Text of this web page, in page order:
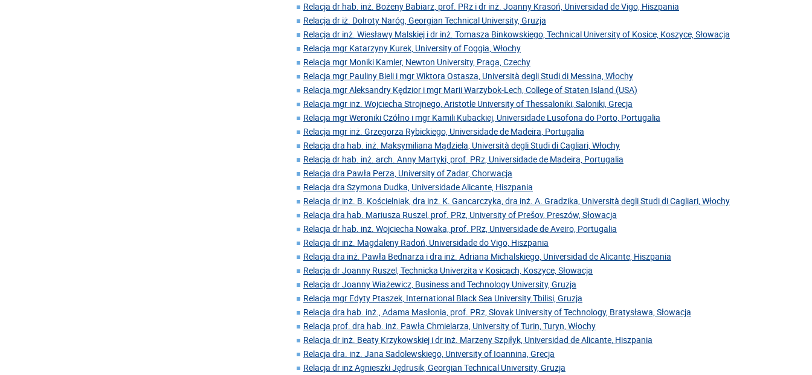
Relacja dr hab. inż. Bożeny Babiarz, prof. PRz i dr inż. Joanny Krasoń, Universidad de Vigo, Hiszpania
Relacja dr iż. Dolroty Naróg, Georgian Technical University, Gruzja
Relacja dr inż. Wiesławy Malskiej i dr inż. Tomasza Binkowskiego, Technical University of Kosice, Koszyce, Słowacja
Relacja mgr Katarzyny Kurek, University of Foggia, Włochy
Relacja mgr Moniki Kamler, Newton University, Praga, Czechy
Relacja mgr Pauliny Bieli i mgr Wiktora Ostasza, Università degli Studi di Messina, Włochy
Relacja mgr Aleksandry Kędzior i mgr Marii Warzybok-Lech, College of Staten Island (USA)
Relacja mgr inż. Wojciecha Strojnego, Aristotle University of Thessaloniki, Saloniki, Grecja
Relacja mgr Weroniki Czółno i mgr Kamili Kubackiej, Universidade Lusofona do Porto, Portugalia
Relacja mgr inż. Grzegorza Rybickiego, Universidade de Madeira, Portugalia
Relacja dra hab. inż. Maksymiliana Mądziela, Università degli Studi di Cagliari, Włochy
Relacja dr hab. inż. arch. Anny Martyki, prof. PRz, Universidade de Madeira, Portugalia
Relacja dra Pawła Perza, University of Zadar, Chorwacja
Relacja dra Szymona Dudka, Universidade Alicante, Hiszpania
Relacja dr inż. B. Kościelniak, dra inż. K. Gancarczyka, dra inż. A. Gradzika, Università degli Studi di Cagliari, Włochy
Relacja dra hab. Mariusza Ruszel, prof. PRz, University of Prešov, Preszów, Słowacja
Relacja dr hab. inż. Wojciecha Nowaka, prof. PRz, Universidade de Aveiro, Portugalia
Relacja dr inż. Magdaleny Radoń, Universidade do Vigo, Hiszpania
Relacja dra inż. Pawła Bednarza i dra inż. Adriana Michalskiego, Universidad de Alicante, Hiszpania
Relacja dr Joanny Ruszel, Technicka Univerzita v Kosicach, Koszyce, Słowacja
Relacja dr Joanny Wiażewicz, Business and Technology University, Gruzja
Relacja mgr Edyty Ptaszek, International Black Sea University.Tbilisi, Gruzja
Relacja dra hab. inż., Adama Masłonia, prof. PRz, Slovak University of Technology, Bratysława, Słowacja
Relacja prof. dra hab. inż. Pawła Chmielarza, University of Turin, Turyn, Włochy
Relacja dr inż. Beaty Krzykowskiej i dr inż. Marzeny Szpiłyk, Universidad de Alicante, Hiszpania
Relacja dra. inż. Jana Sadolewskiego, University of Ioannina, Grecja
Relacja dr inż Agnieszki Jędrusik, Georgian Technical University, Gruzja